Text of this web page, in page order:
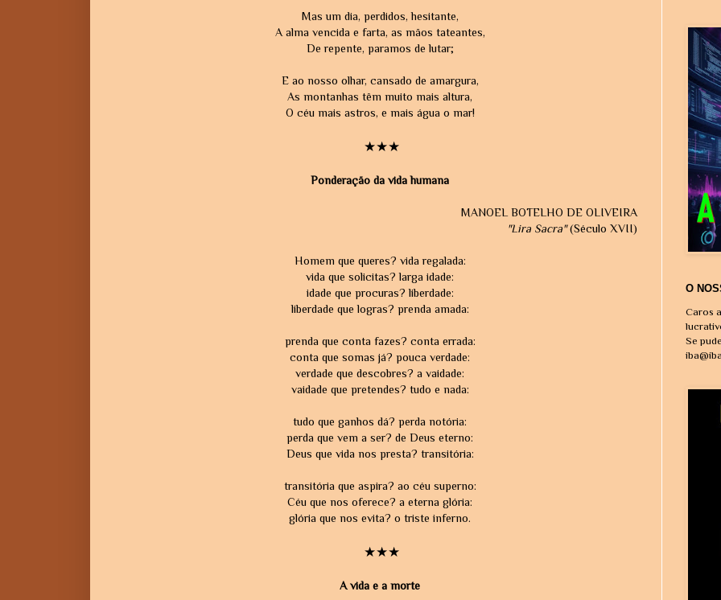
Mas um dia, perdidos, hesitante,
A alma vencida e farta, as mãos tateantes,
De repente, paramos de lutar;
E ao nosso olhar, cansado de amargura,
As montanhas têm muito mais altura,
O céu mais astros, e mais água o mar!
★★★
Ponderação da vida humana
MANOEL BOTELHO DE OLIVEIRA
"Lira Sacra"(Século XVII)
Homem que queres? vida regalada:
vida que solicitas? larga idade:
idade que procuras? liberdade:
liberdade que logras? prenda amada:
prenda que conta fazes? conta errada:
conta que somas já? pouca verdade:
verdade que descobres? a vaidade:
vaidade que pretendes? tudo e nada:
tudo que ganhos dá? perda notória:
perda que vem a ser? de Deus eterno:
Deus que vida nos presta? transitória:
transitória que aspira? ao céu superno:
Céu que nos oferece? a eterna glória:
glória que nos evita? o triste inferno.
★★★
A vida e a morte
O
Caros
Se